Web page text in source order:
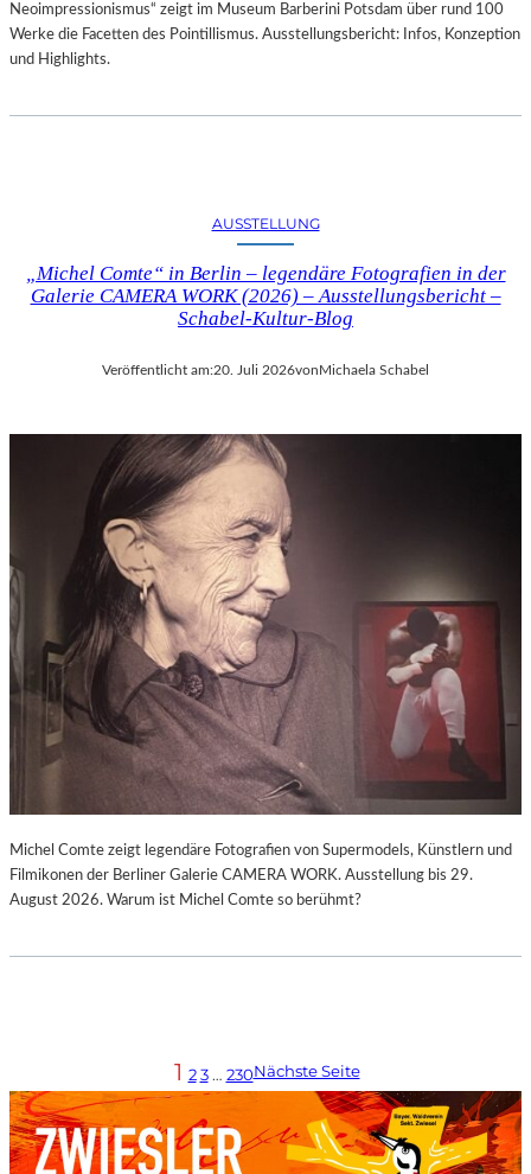
Neoimpressionismus“ zeigt im Museum Barberini Potsdam über rund 100
Werke die Facetten des Pointillismus. Ausstellungsbericht: Infos, Konzeption
und Highlights.
AUSSTELLUNG
„Michel Comte“ in Berlin – legendäre Fotografien in der
Galerie CAMERA WORK (2026) – Ausstellungsbericht –
Schabel-Kultur-Blog
Veröffentlicht am:20. Juli 2026vonMichaela Schabel
Michel Comte zeigt legendäre Fotografien von Supermodels, Künstlern und
Filmikonen der Berliner Galerie CAMERA WORK. Ausstellung bis 29.
August 2026. Warum ist Michel Comte so berühmt?
1 2 3 … 230Nächste Seite